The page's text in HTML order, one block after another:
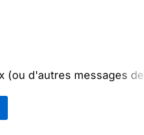
(ou d'autres messages
envoyez ce texte
imprimés de de